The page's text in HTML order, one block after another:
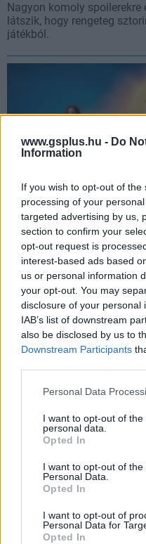
www.gsplus.hu - Do
Information
If you wish to opt-out of
processing of your
targeted advertising by us,
section to confirm your
opt-out request is
interest-based ads based
us or personal information
your opt-out. You may
disclosure of your personal
IAB’s list of downstream
also be disclosed by us to
Downstream Participants
Please note that this
not limited to your visit or
grant or deny consent to
use your data for below
consent section.
Personal Data
I want to opt-out of
personal data.
Opted In
I want to opt-out of the
Personal Data.
Opted In
I want to opt-out of
Personal Data for
Opted In
Nagyon komoly
látszik, hogy rengeteg
játékból.
Brutálisan indult a The
| 2026.04.10 13:41
Spoileresen mesélünk a
epizódjáról, ennek
csúnyán elspoilerezte
| 2026.03.22 10:01